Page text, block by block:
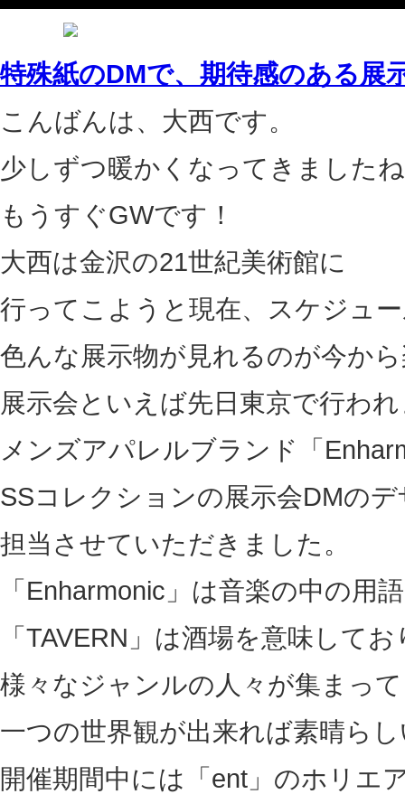
特殊紙のDMで、期待感のある展
こんばんは、大西です。
少しずつ暖かくなってきました
もうすぐGWです！
大西は金沢の21世紀美術館に
行ってこようと現在、スケジュ
色んな展示物が見れるのが今か
展示会といえば先日東京で行わ
メンズアパレルブランド「
SSコレクションの展示会DMの
担当させていただきました。
「Enharmonic」は音楽の中の用
「TAVERN」は酒場を意味して
様々なジャンルの人々が集まって
一つの世界観が出来れば素晴ら
開催期間中には「ent」のホリエ